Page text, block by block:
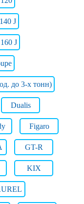
J
J
до 3-х тонн)
Dualis
Figaro
GT-R
KIX